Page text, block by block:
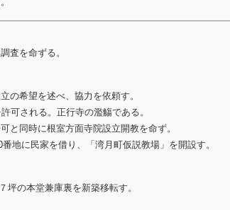
査を命ずる。
の希望を述べ、協力を依頼す。
可される。正行寺の濫觴である。
と同時に根室方面寺院設立開教を命ず。
地に民家を借り、「湾月町仮説教場」を開設す。
坪の本堂兼庫裏を新築移転す。